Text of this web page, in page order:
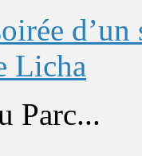
Licha
Parc...